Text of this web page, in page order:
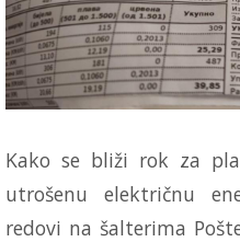
Kako se bliži rok za
utrošenu električnu
redovi na šalterima